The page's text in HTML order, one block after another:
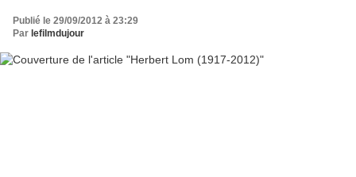
Publié le 29/09/2012 à 23:29
Par lefilmdujour